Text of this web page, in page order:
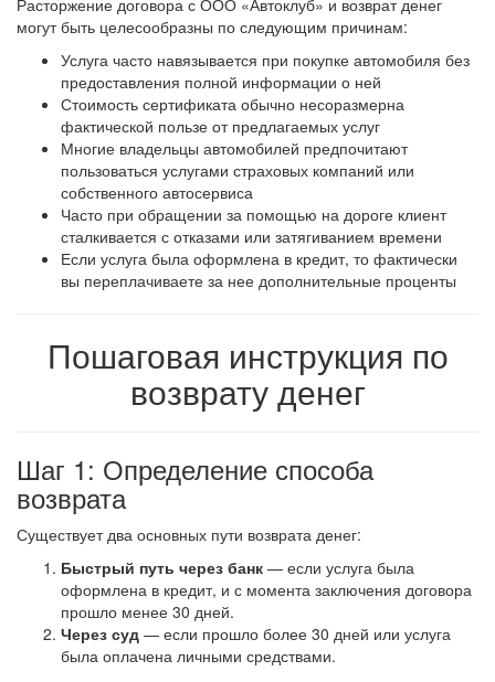
Расторжение договора с ООО «Автоклуб» и возврат денег
могут быть целесообразны по следующим причинам:
Услуга часто навязывается при покупке автомобиля без
предоставления полной информации о ней
Стоимость сертификата обычно несоразмерна
фактической пользе от предлагаемых услуг
Многие владельцы автомобилей предпочитают
пользоваться услугами страховых компаний или
собственного автосервиса
Часто при обращении за помощью на дороге клиент
сталкивается с отказами или затягиванием времени
Если услуга была оформлена в кредит, то фактически
вы переплачиваете за нее дополнительные проценты
Пошаговая инструкция по
возврату денег
Шаг 1: Определение способа
возврата
Существует два основных пути возврата денег:
Быстрый путь через банк — если услуга была
оформлена в кредит, и с момента заключения договора
прошло менее 30 дней.
Через суд — если прошло более 30 дней или услуга
была оплачена личными средствами.